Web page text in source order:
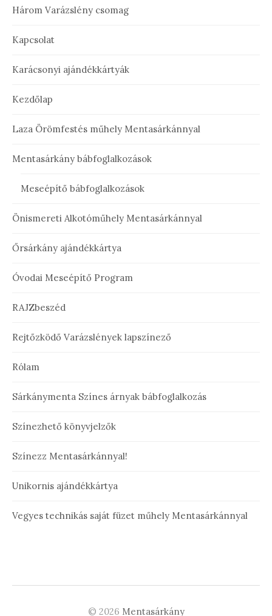
Három Varázslény csomag
Kapcsolat
Karácsonyi ajándékkártyák
Kezdőlap
Laza Örömfestés műhely Mentasárkánnyal
Mentasárkány bábfoglalkozások
Meseépítő bábfoglalkozások
Önismereti Alkotóműhely Mentasárkánnyal
Őrsárkány ajándékkártya
Óvodai Meseépítő Program
RAJZbeszéd
Rejtőzködő Varázslények lapszínező
Rólam
Sárkánymenta Színes árnyak bábfoglalkozás
Színezhető könyvjelzők
Színezz Mentasárkánnyal!
Unikornis ajándékkártya
Vegyes technikás saját füzet műhely Mentasárkánnyal
© 2026 Mentasárkány